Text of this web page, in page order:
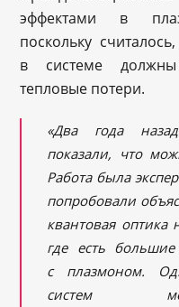
эффектами в
поскольку
в системе
тепловые потери.
«Два года
показали, что
Работа была
попробовали
квантовая оптика
где есть
с плазмоном.
систем